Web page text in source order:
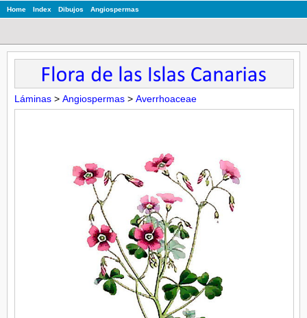
Home Index Dibujos Angiospermas
Láminas > Angiospermas > Averrhoaceae